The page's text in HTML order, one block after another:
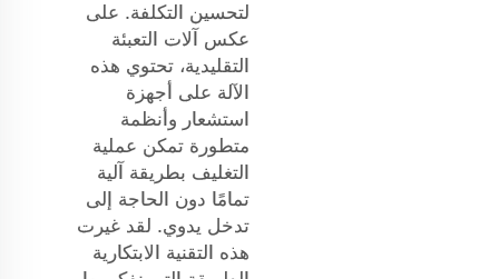
لتحسين التكلفة. على
عكس آلات التعبئة
التقليدية، تحتوي هذه
الآلة على أجهزة
استشعار وأنظمة
متطورة تمكن عملية
التغليف بطريقة آلية
تمامًا دون الحاجة إلى
تدخل يدوي. لقد غيرت
هذه التقنية الابتكارية